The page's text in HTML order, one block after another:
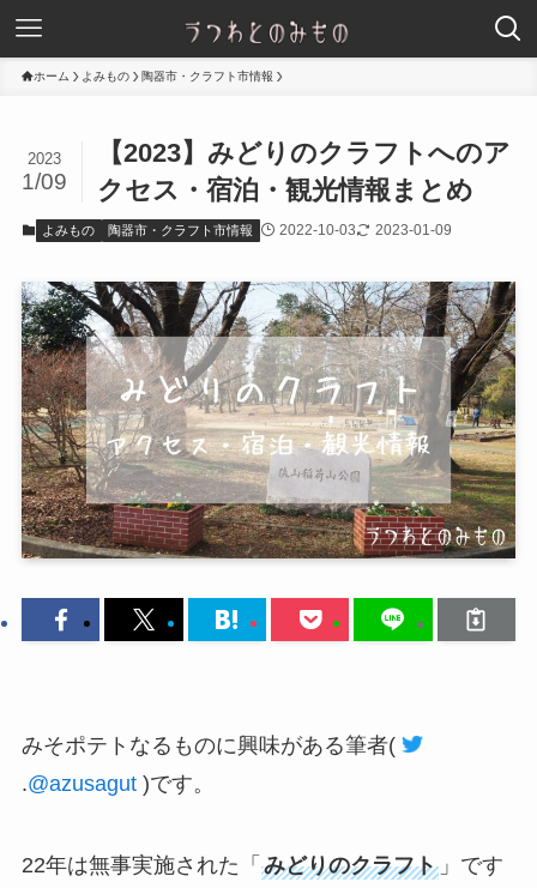
ホーム よみもの 陶器市・クラフト市情報
【2023】みどりのクラフトへのア
クセス・宿泊・観光情報まとめ
2023
1/09
よみもの 陶器市・クラフト市情報 2022-10-03 2023-01-09
みそポテトなるものに興味がある筆者(
.@azusagut)です。
22年は無事実施された「 みどりのクラフト」です